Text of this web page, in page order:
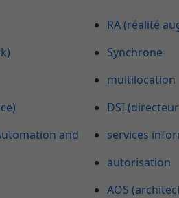
and
RA (réalité
Synchrone
multilocation
DSI
services
autorisation
AOS